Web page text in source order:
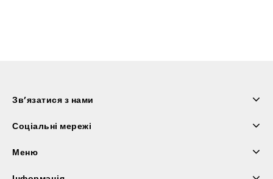
Зв’язатися з нами
Соціальні мережі
Меню